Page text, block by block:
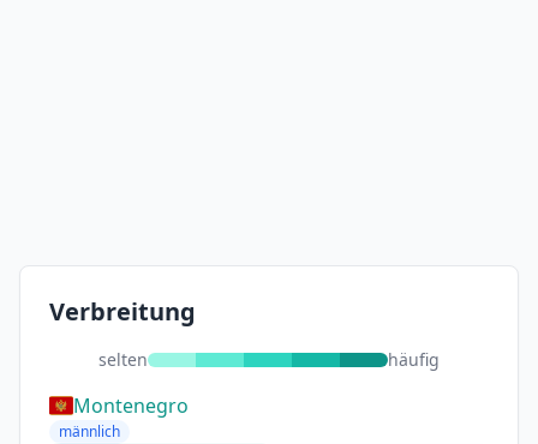
Verbreitung
selten häufig
Montenegro
männlich